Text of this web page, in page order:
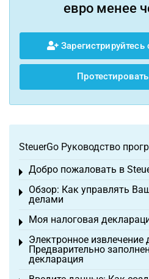
евро менее
Зарегистрируйтесь
SteuerGo Руководство
Добро пожаловать в
Toggle menu
Обзор: Как управлять
делами
Toggle menu
Моя налоговая
Toggle menu
Электронное извлечение
Предварительно
декларация
Toggle menu